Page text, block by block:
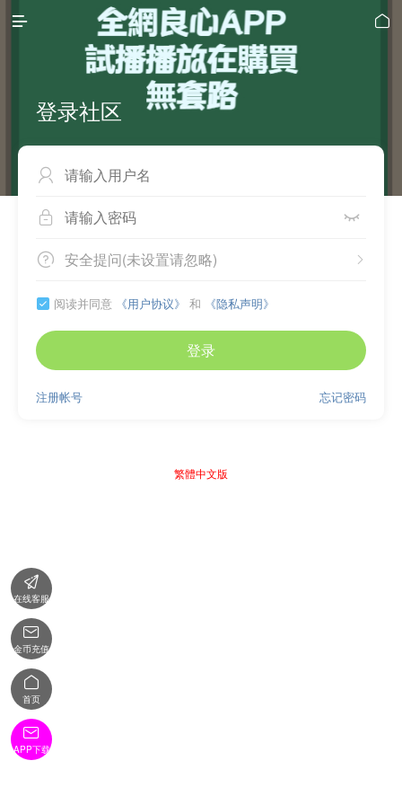
 
登录社区

 
 
安全提问(未设置请忽略)
 阅读并同意 《用户协议》 和 《隐私声明》
登录
忘记密码
注册帐号
繁體中文版

在线客服

金币充值

首页

APP下载